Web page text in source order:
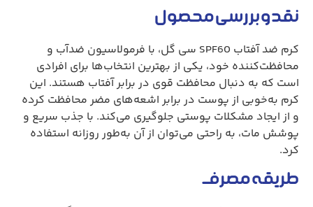
نقد و بررسی محصول
کرم ضد آفتاب SPF60 سی گل، با فرمولاسیون ضدآب و
محافظت‌کننده خود، یکی از بهترین انتخاب‌ها برای افرادی
است که به دنبال محافظت قوی در برابر آفتاب هستند. این
کرم به‌خوبی از پوست در برابر اشعه‌های مضر محافظت کرده
و از ایجاد مشکلات پوستی جلوگیری می‌کند. با جذب سریع و
پوشش مات، به راحتی می‌توان از آن به‌طور روزانه استفاده
کرد.
طریقه مصرف